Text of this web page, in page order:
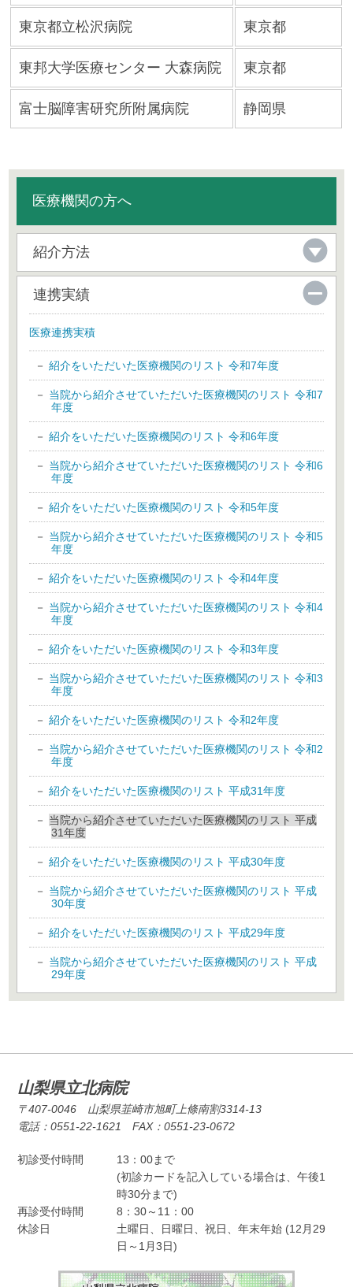
東京都立松沢病院 東京都
東邦大学医療センター 大森病院 東京都
富士脳障害研究所附属病院 静岡県
医療機関の方へ
紹介方法
連携実績
医療連携実積
紹介をいただいた医療機関のリスト 令和7年度
当院から紹介させていただいた医療機関のリスト 令和7
年度
紹介をいただいた医療機関のリスト 令和6年度
当院から紹介させていただいた医療機関のリスト 令和6
年度
紹介をいただいた医療機関のリスト 令和5年度
当院から紹介させていただいた医療機関のリスト 令和5
年度
紹介をいただいた医療機関のリスト 令和4年度
当院から紹介させていただいた医療機関のリスト 令和4
年度
紹介をいただいた医療機関のリスト 令和3年度
当院から紹介させていただいた医療機関のリスト 令和3
年度
紹介をいただいた医療機関のリスト 令和2年度
当院から紹介させていただいた医療機関のリスト 令和2
年度
紹介をいただいた医療機関のリスト 平成31年度
当院から紹介させていただいた医療機関のリスト 平成
31年度
紹介をいただいた医療機関のリスト 平成30年度
当院から紹介させていただいた医療機関のリスト 平成
30年度
紹介をいただいた医療機関のリスト 平成29年度
当院から紹介させていただいた医療機関のリスト 平成
29年度
山梨県立北病院
〒407-0046 山梨県韮崎市旭町上條南割3314-13
電話：0551-22-1621 FAX：0551-23-0672
初診受付時間
13：00まで
(初診カードを記入している場合は、午後1
時30分まで)
再診受付時間
8：30～11：00
休診日
土曜日、日曜日、祝日、年末年始 (12月29
日～1月3日)